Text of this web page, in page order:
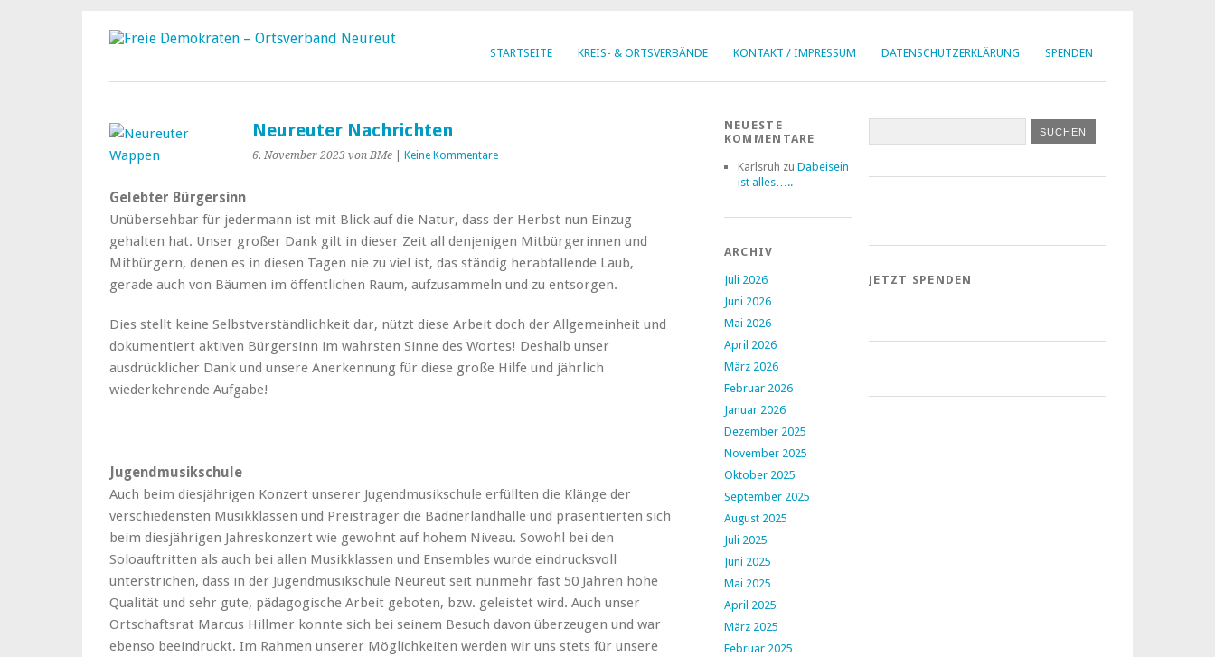
STARTSEITE KREIS- & ORTSVERBÄNDE KONTAKT / IMPRESSUM DATENSCHUTZERKLÄRUNG SPENDEN
Neureuter Nachrichten
6. November 2023 von BMe| Keine Kommentare
Gelebter Bürgersinn
Unübersehbar für jedermann ist mit Blick auf die Natur, dass der Herbst nun Einzug
gehalten hat. Unser großer Dank gilt in dieser Zeit all denjenigen Mitbürgerinnen und
Mitbürgern, denen es in diesen Tagen nie zu viel ist, das ständig herabfallende Laub,
gerade auch von Bäumen im öffentlichen Raum, aufzusammeln und zu entsorgen.
Dies stellt keine Selbstverständlichkeit dar, nützt diese Arbeit doch der Allgemeinheit und
dokumentiert aktiven Bürgersinn im wahrsten Sinne des Wortes! Deshalb unser
ausdrücklicher Dank und unsere Anerkennung für diese große Hilfe und jährlich
wiederkehrende Aufgabe!
Jugendmusikschule
Auch beim diesjährigen Konzert unserer Jugendmusikschule erfüllten die Klänge der
verschiedensten Musikklassen und Preisträger die Badnerlandhalle und präsentierten sich
beim diesjährigen Jahreskonzert wie gewohnt auf hohem Niveau. Sowohl bei den
Soloauftritten als auch bei allen Musikklassen und Ensembles wurde eindrucksvoll
unterstrichen, dass in der Jugendmusikschule Neureut seit nunmehr fast 50 Jahren hohe
Qualität und sehr gute, pädagogische Arbeit geboten, bzw. geleistet wird. Auch unser
Ortschaftsrat Marcus Hillmer konnte sich bei seinem Besuch davon überzeugen und war
ebenso beeindruckt. Im Rahmen unserer Möglichkeiten werden wir uns stets für unsere
NEUESTE
KOMMENTARE
Karlsruh zu Dabeisein
ist alles…..
ARCHIV
Juli 2026
Juni 2026
Mai 2026
April 2026
März 2026
Februar 2026
Januar 2026
Dezember 2025
November 2025
Oktober 2025
September 2025
August 2025
Juli 2025
Juni 2025
Mai 2025
April 2025
März 2025
Februar 2025
JETZT SPENDEN